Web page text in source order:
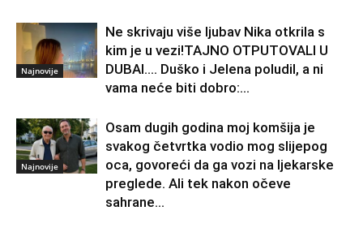
Najnovije
Ne skrivaju više ljubav Nika otkrila s
kim je u vezi!TAJNO OTPUTOVALI U
DUBAI…. Duško i Jelena poludil, a ni
vama neće biti dobro:...
Najnovije
Osam dugih godina moj komšija je
svakog četvrtka vodio mog slijepog
oca, govoreći da ga vozi na ljekarske
preglede. Ali tek nakon očeve
sahrane...